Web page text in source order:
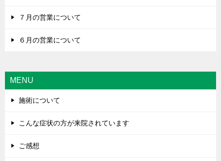
７月の営業について
６月の営業について
MENU
施術について
こんな症状の方が来院されています
ご感想